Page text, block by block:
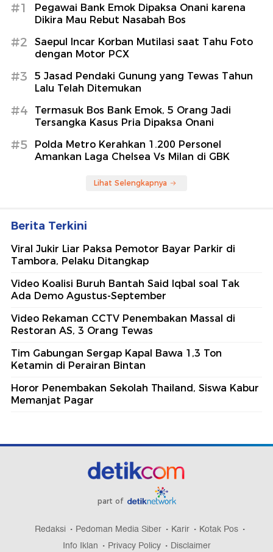
#1
Pegawai Bank Emok Dipaksa Onani karena
Dikira Mau Rebut Nasabah Bos
#2
Saepul Incar Korban Mutilasi saat Tahu Foto
dengan Motor PCX
#3
5 Jasad Pendaki Gunung yang Tewas Tahun
Lalu Telah Ditemukan
#4
Termasuk Bos Bank Emok, 5 Orang Jadi
Tersangka Kasus Pria Dipaksa Onani
#5
Polda Metro Kerahkan 1.200 Personel
Amankan Laga Chelsea Vs Milan di GBK
Lihat Selengkapnya
Berita Terkini
Viral Jukir Liar Paksa Pemotor Bayar Parkir di
Tambora, Pelaku Ditangkap
Video Koalisi Buruh Bantah Said Iqbal soal Tak
Ada Demo Agustus-September
Video Rekaman CCTV Penembakan Massal di
Restoran AS, 3 Orang Tewas
Tim Gabungan Sergap Kapal Bawa 1,3 Ton
Ketamin di Perairan Bintan
Horor Penembakan Sekolah Thailand, Siswa Kabur
Memanjat Pagar
part of
Redaksi Pedoman Media Siber Karir
Kotak Pos
Info Iklan
Privacy Policy Disclaimer